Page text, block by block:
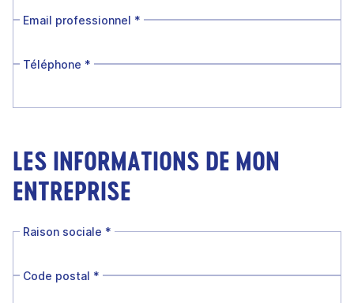
Email professionnel *
Téléphone *
LES INFORMATIONS DE MON
ENTREPRISE
Raison sociale *
Code postal *